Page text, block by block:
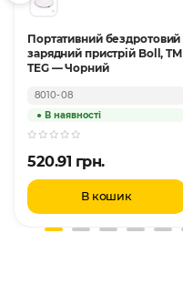
Портативний бездротовий
зарядний пристрій Boll, TM
TEG — Чорний
8010-08
520.91 грн.
В кошик